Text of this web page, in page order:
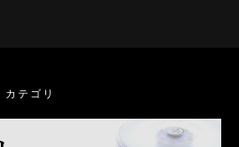
カテゴリ